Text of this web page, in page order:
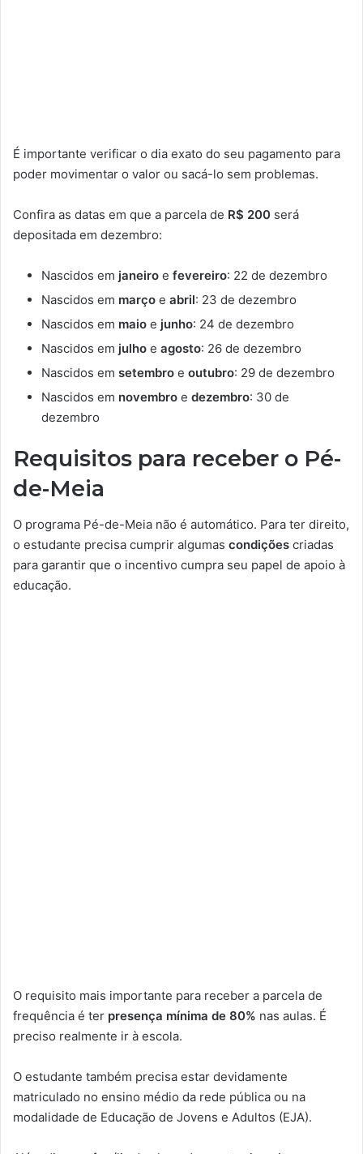
É importante verificar o dia exato do seu pagamento para
poder movimentar o valor ou sacá-lo sem problemas.
Confira as datas em que a parcela de R$ 200 será
depositada em dezembro:
Nascidos em janeiro e fevereiro: 22 de dezembro
Nascidos em março e abril: 23 de dezembro
Nascidos em maio e junho: 24 de dezembro
Nascidos em julho e agosto: 26 de dezembro
Nascidos em setembro e outubro: 29 de dezembro
Nascidos em novembro e dezembro: 30 de
dezembro
Requisitos para receber o Pé-
de-Meia
O programa Pé-de-Meia não é automático. Para ter direito,
o estudante precisa cumprir algumas condições criadas
para garantir que o incentivo cumpra seu papel de apoio à
educação.
O requisito mais importante para receber a parcela de
frequência é ter presença mínima de 80% nas aulas. É
preciso realmente ir à escola.
O estudante também precisa estar devidamente
matriculado no ensino médio da rede pública ou na
modalidade de Educação de Jovens e Adultos (EJA).